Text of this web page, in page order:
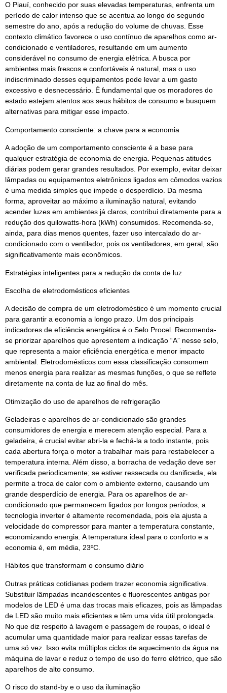
O Piauí, conhecido por suas elevadas temperaturas, enfrenta um
período de calor intenso que se acentua ao longo do segundo
semestre do ano, após a redução do volume de chuvas. Esse
contexto climático favorece o uso contínuo de aparelhos como ar-
condicionado e ventiladores, resultando em um aumento
considerável no consumo de energia elétrica. A busca por
ambientes mais frescos e confortáveis é natural, mas o uso
indiscriminado desses equipamentos pode levar a um gasto
excessivo e desnecessário. É fundamental que os moradores do
estado estejam atentos aos seus hábitos de consumo e busquem
alternativas para mitigar esse impacto.
Comportamento consciente: a chave para a economia
A adoção de um comportamento consciente é a base para
qualquer estratégia de economia de energia. Pequenas atitudes
diárias podem gerar grandes resultados. Por exemplo, evitar deixar
lâmpadas ou equipamentos eletrônicos ligados em cômodos vazios
é uma medida simples que impede o desperdício. Da mesma
forma, aproveitar ao máximo a iluminação natural, evitando
acender luzes em ambientes já claros, contribui diretamente para a
redução dos quilowatts-hora (kWh) consumidos. Recomenda-se,
ainda, para dias menos quentes, fazer uso intercalado do ar-
condicionado com o ventilador, pois os ventiladores, em geral, são
significativamente mais econômicos.
Estratégias inteligentes para a redução da conta de luz
Escolha de eletrodomésticos eficientes
A decisão de compra de um eletrodoméstico é um momento crucial
para garantir a economia a longo prazo. Um dos principais
indicadores de eficiência energética é o Selo Procel. Recomenda-
se priorizar aparelhos que apresentem a indicação “A” nesse selo,
que representa a maior eficiência energética e menor impacto
ambiental. Eletrodomésticos com essa classificação consomem
menos energia para realizar as mesmas funções, o que se reflete
diretamente na conta de luz ao final do mês.
Otimização do uso de aparelhos de refrigeração
Geladeiras e aparelhos de ar-condicionado são grandes
consumidores de energia e merecem atenção especial. Para a
geladeira, é crucial evitar abri-la e fechá-la a todo instante, pois
cada abertura força o motor a trabalhar mais para restabelecer a
temperatura interna. Além disso, a borracha de vedação deve ser
verificada periodicamente; se estiver ressecada ou danificada, ela
permite a troca de calor com o ambiente externo, causando um
grande desperdício de energia. Para os aparelhos de ar-
condicionado que permanecem ligados por longos períodos, a
tecnologia inverter é altamente recomendada, pois ela ajusta a
velocidade do compressor para manter a temperatura constante,
economizando energia. A temperatura ideal para o conforto e a
economia é, em média, 23ºC.
Hábitos que transformam o consumo diário
Outras práticas cotidianas podem trazer economia significativa.
Substituir lâmpadas incandescentes e fluorescentes antigas por
modelos de LED é uma das trocas mais eficazes, pois as lâmpadas
de LED são muito mais eficientes e têm uma vida útil prolongada.
No que diz respeito à lavagem e passagem de roupas, o ideal é
acumular uma quantidade maior para realizar essas tarefas de
uma só vez. Isso evita múltiplos ciclos de aquecimento da água na
máquina de lavar e reduz o tempo de uso do ferro elétrico, que são
aparelhos de alto consumo.
O risco do stand-by e o uso da iluminação